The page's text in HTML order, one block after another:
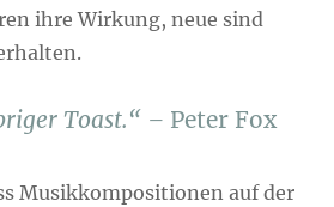
ihre Wirkung, neue sind
Toast.“ – Peter Fox
Musikkompositionen auf der